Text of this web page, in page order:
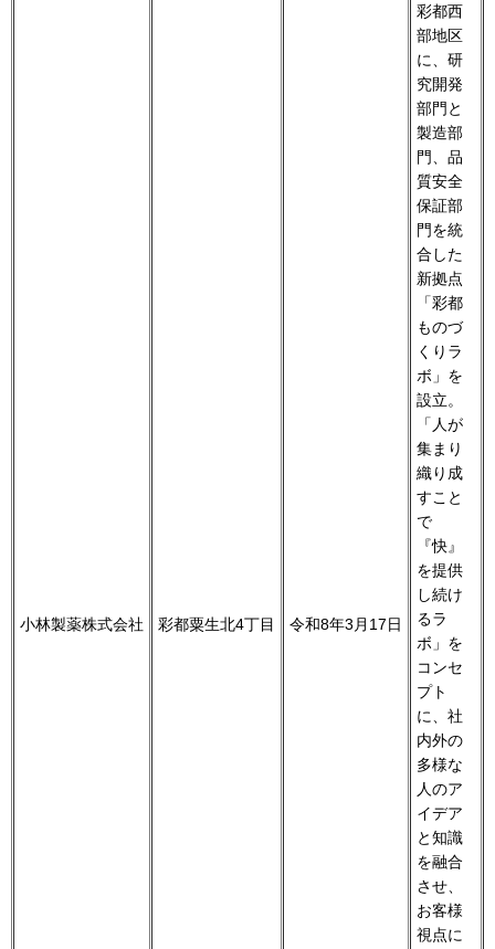
小林製薬株式会社 彩都粟生北4丁目 令和8年3月17日
彩都西
部地区
に、研
究開発
部門と
製造部
門、品
質安全
保証部
門を統
合した
新拠点
「彩都
ものづ
くりラ
ボ」を
設立。
「人が
集まり
織り成
すこと
で
『快』
を提供
し続け
るラ
ボ」を
コンセ
プト
に、社
内外の
多様な
人のア
イデア
と知識
を融合
させ、
お客様
視点に